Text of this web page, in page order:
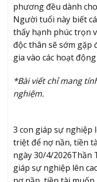
phương đều dành
Người tuổi này biết
thấy hạnh phúc trọn
độc thân sẽ sớm
gia vào các hoạt
*Bài viết chỉ mang
nghiệm.
3 con giáp sự nghiệp
triệt để nợ nần, tiền
ngày 30/4/2026Thần
giáp sự nghiệp lên